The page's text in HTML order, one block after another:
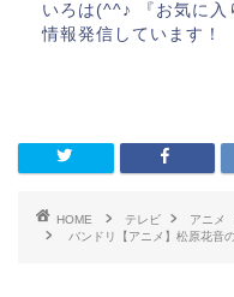
いろは(^^♪ 『お気に入
情報発信しています！
HOME テレビ アニメ
バンドリ【アニメ】松原花音